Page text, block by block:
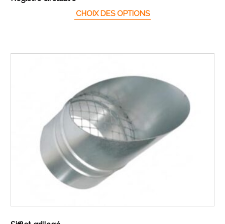
CHOIX DES OPTIONS